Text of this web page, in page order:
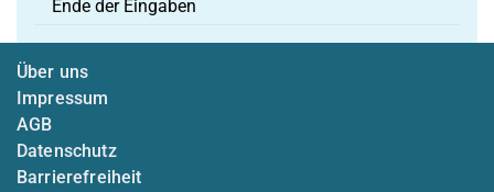
Ende der Eingaben
Über uns
Impressum
AGB
Datenschutz
Barrierefreiheit